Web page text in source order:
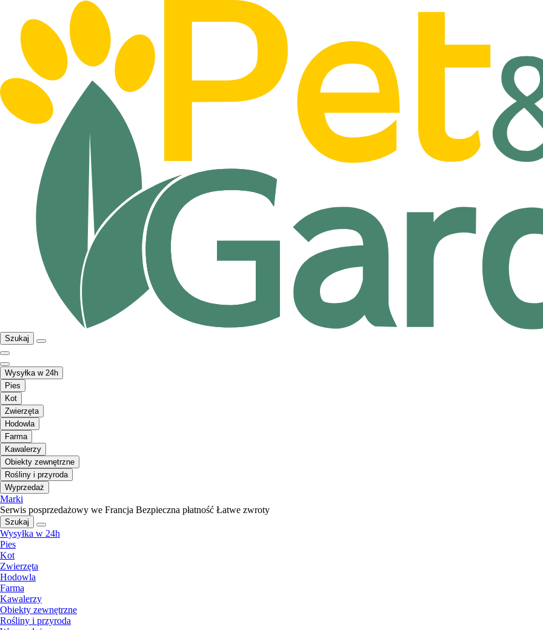
Szukaj
Wysyłka w 24h
Pies
Kot
Zwierzęta
Hodowla
Farma
Kawalerzy
Obiekty zewnętrzne
Rośliny i przyroda
Wyprzedaż
Marki
Serwis posprzedażowy we Francja Bezpieczna płatność Łatwe zwroty
Szukaj
Wysyłka w 24h
Pies
Kot
Zwierzęta
Hodowla
Farma
Kawalerzy
Obiekty zewnętrzne
Rośliny i przyroda